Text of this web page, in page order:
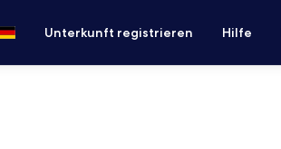
Unterkunft registrieren Hilfe